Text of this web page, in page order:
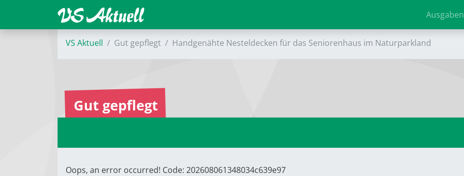
Ausgaben
VS Aktuell Gut gepflegt Handgenähte Nesteldecken für das Seniorenhaus im Naturparkland
Gut gepflegt
Oops, an error occurred! Code: 202608061348034c639e97